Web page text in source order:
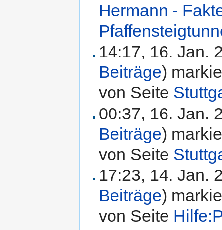
Hermann -
14:17, 16. Jan.
Beiträge)
von Seite
00:37, 16. Jan.
Beiträge)
von Seite
17:23, 14. Jan.
Beiträge)
von Seite